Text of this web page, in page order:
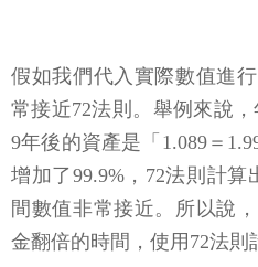
假如我們代入實際數值進
常接近72法則。舉例來說
9年後的資產是「1.089＝
增加了99.9%，72法則計
間數值非常接近。所以說
金翻倍的時間，使用72法則